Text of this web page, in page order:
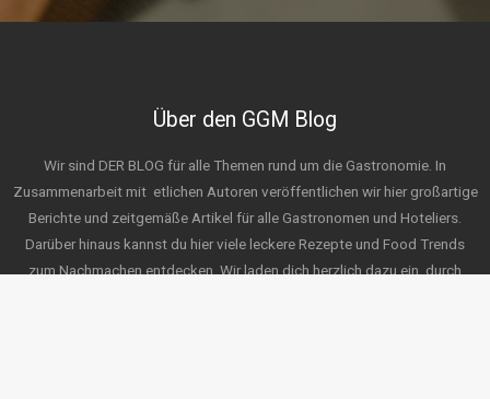
Über den GGM Blog
Wir sind DER BLOG für alle Themen rund um die Gastronomie. In
Zusammenarbeit mit etlichen Autoren veröffentlichen wir hier großartige
Berichte und zeitgemäße Artikel für alle Gastronomen und Hoteliers.
Darüber hinaus kannst du hier viele leckere Rezepte und Food Trends
zum Nachmachen entdecken. Wir laden dich herzlich dazu ein, durch